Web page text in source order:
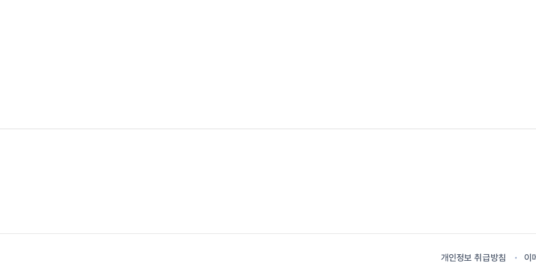
개인정보 취급방침 이